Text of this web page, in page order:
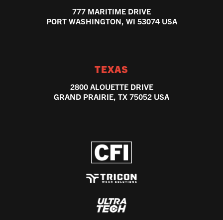
777 MARITIME DRIVE
PORT WASHINGTON, WI 53074 USA
TEXAS
2800 ALOUETTE DRIVE
GRAND PRAIRIE, TX 75052 USA